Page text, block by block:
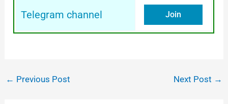
Telegram channel Join
← Previous Post Next Post →